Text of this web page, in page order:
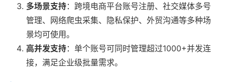
多场景支持：跨境电商平台账号注册、社交媒体多号
管理、网络爬虫采集、隐私保护、外贸沟通等多种场
景均可使用。
高并发支持：单个账号可同时管理超过1000+并发连
接，满足企业级批量需求。